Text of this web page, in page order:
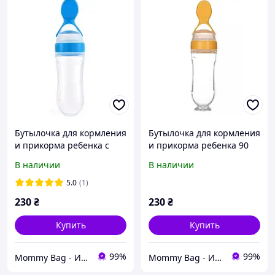
Бутылочка для кормления
и прикорма ребенка с
Бутылочки для малышей
В наличии
5.0 (1)
230₴
Купить
Mommy Bag - Интернет-магазин наборов в роддом 99%
Бутылочка для кормления
и прикорма ребенка 90
лимонная Бутылочки для
В наличии
230₴
Купить
Mommy Bag - Интернет-магазин наборов в роддом 99%